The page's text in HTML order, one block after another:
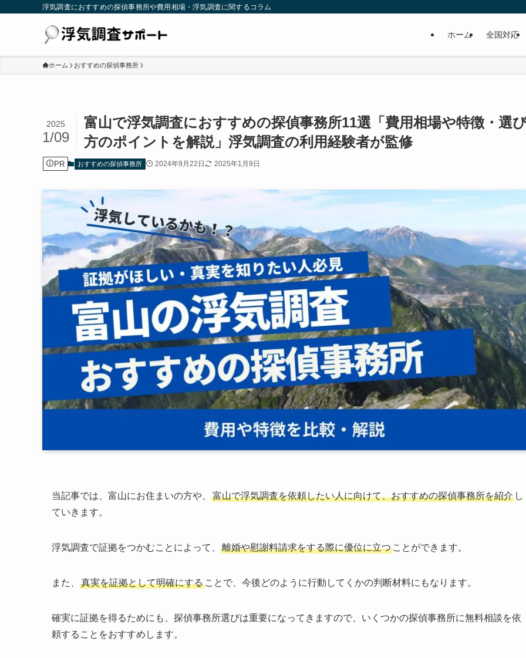
浮気調査におすすめの探偵事務所や費用相場・浮気調査に関するコラム
ホーム 全国対応
ホーム おすすめの探偵事務所
富山で浮気調査におすすめの探偵事務所11選「費用相場や特徴・選
方のポイントを解説」浮気調査の利用経験者が監修
2025
1/09
PR おすすめの探偵事務所 2024年9月22日 2025年1月9日
当記事では、富山にお住まいの方や、 富山で浮気調査を依頼したい人に向けて、おすすめの探偵事務所を紹介 し
ていきます。
浮気調査で証拠をつかむことによって、 離婚や慰謝料請求をする際に優位に立つ ことができます。
また、 真実を証拠として明確にする ことで、今後どのように行動してくかの判断材料にもなります。
確実に証拠を得るためにも、探偵事務所選びは重要になってきますので、いくつかの探偵事務所に無料相談を依
頼することをおすすめします。